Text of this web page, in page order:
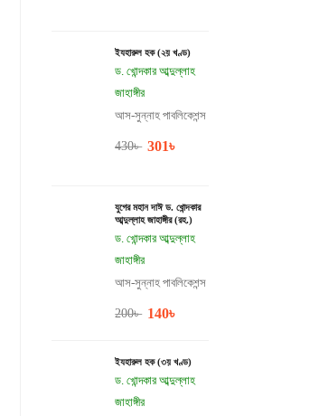
ইযহারুল হক (২য় খণ্ড)
ড. খোন্দকার আব্দুল্লাহ
জাহাঙ্গীর
আস-সুন্নাহ পাবলিকেশন্স
430৳ 301৳
যুগের মহান দাঈ ড. খোন্দকার
আব্দুল্লাহ জাহাঙ্গীর (রহ.)
ড. খোন্দকার আব্দুল্লাহ
জাহাঙ্গীর
আস-সুন্নাহ পাবলিকেশন্স
200৳ 140৳
ইযহারুল হক (৩য় খণ্ড)
ড. খোন্দকার আব্দুল্লাহ
জাহাঙ্গীর